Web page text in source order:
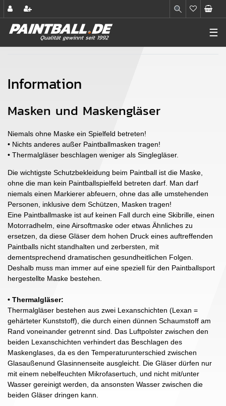
☰
Information
Masken und Maskengläser
Niemals ohne Maske ein Spielfeld betreten!
• Nichts anderes außer Paintballmasken tragen!
• Thermalgläser beschlagen weniger als Singlegläser.
Die wichtigste Schutzbekleidung beim Paintball ist die Maske,
ohne die man kein Paintballspielfeld betreten darf. Man darf
niemals einen Markierer abfeuern, ohne das alle umstehenden
Personen, inklusive dem Schützen, Masken tragen!
Eine Paintballmaske ist auf keinen Fall durch eine Skibrille, einen
Motorradhelm, eine Airsoftmaske oder etwas Ähnliches zu
ersetzen, da diese Gläser dem hohen Druck eines auftreffenden
Paintballs nicht standhalten und zerbersten, mit
dementsprechend dramatischen gesundheitlichen Folgen.
Deshalb muss man immer auf eine speziell für den Paintballsport
hergestellte Maske bestehen.
• Thermalgläser:
Thermalgläser bestehen aus zwei Lexanschichten (Lexan =
gehärteter Kunststoff), die durch einen dünnen Schaumstoff am
Rand voneinander getrennt sind. Das Luftpolster zwischen den
beiden Lexanschichten verhindert das Beschlagen des
Maskenglases, da es den Temperaturunterschied zwischen
Glasaußenund Glasinnenseite ausgleicht. Die Gläser dürfen nur
mit einem nebelfeuchten Mikrofasertuch, und nicht mit/unter
Wasser gereinigt werden, da ansonsten Wasser zwischen die
beiden Gläser dringen kann.